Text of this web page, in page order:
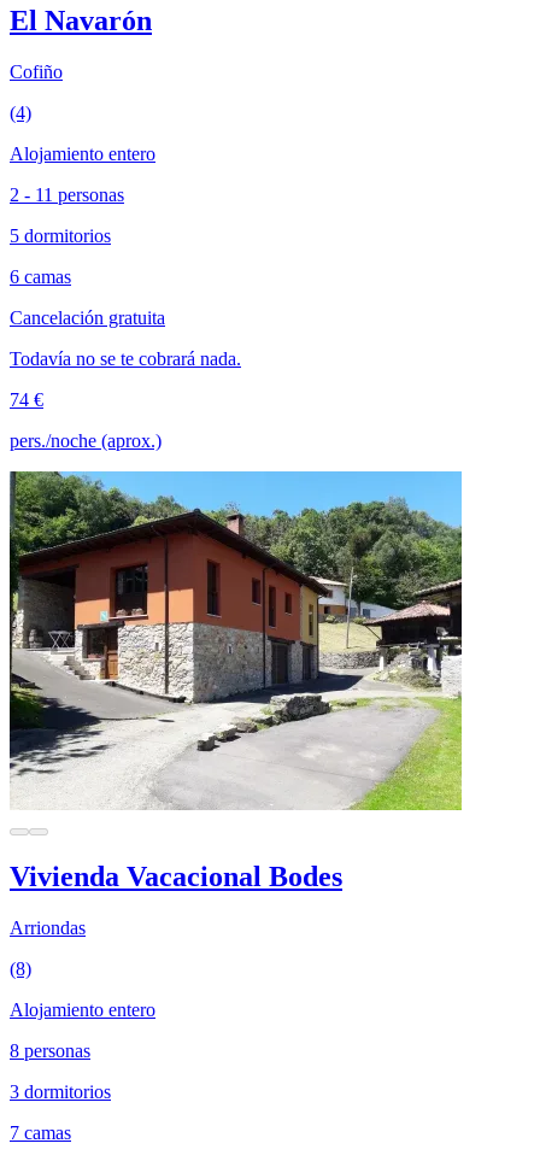
El Navarón
Cofiño
(4)
Alojamiento entero
2 - 11 personas
5 dormitorios
6 camas
Cancelación gratuita
Todavía no se te cobrará nada.
74 €
pers./noche (aprox.)
Vivienda Vacacional Bodes
Arriondas
(8)
Alojamiento entero
8 personas
3 dormitorios
7 camas